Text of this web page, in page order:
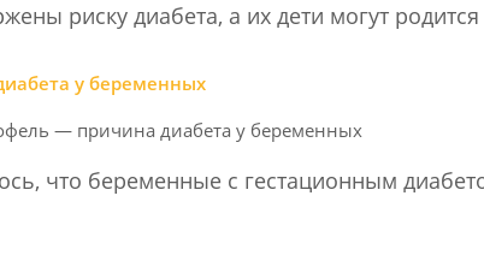
риску диабета, а их дети могут
— причина диабета у беременных
что беременные с гестационным